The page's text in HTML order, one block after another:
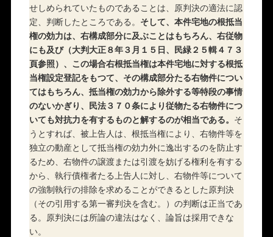
せしめられていたものであることは、原判決の適法に認
定、判断したところである。 そして、本件宅地の根抵当
権の効力は、右構成部分に及ぶことはもちろん、右従物
にも及び（大判大正８年３月１５日、民緑２５輯４７３
頁参照）、この場合右根抵当権は本件宅地に対する根抵
当権設定登記をもつて、その構成部分たる右物件につい
てはもちろん、抵当権の効力から除外する等特段の事情
のないかぎり、民法３７０条により従物たる右物件につ
いても対抗力を有するものと解するのが相当である。 そ
うとすれば、被上告人は、根抵当権により、右物件等を
独立の動産として抵当権の効力外に逸出するのを防止す
るため、右物件の譲渡または引渡を妨げる権利を有する
から、執行債権者たる上告人に対し、右物件等について
の強制執行の排除を求めることができるとした原判決
（その引用する第一審判決を含む。）の判断は正当であ
る。原判決には所論の違法はなく、論旨は採用できな
い。